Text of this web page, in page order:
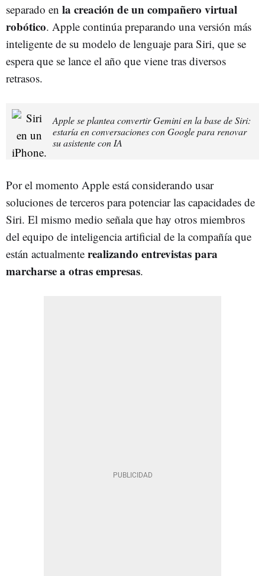
separado en la creación de un compañero virtual
robótico. Apple continúa preparando una versión más
inteligente de su modelo de lenguaje para Siri, que se
espera que se lance el año que viene tras diversos
retrasos.
Apple se plantea convertir Gemini en la base de Siri:
estaría en conversaciones con Google para renovar
su asistente con IA
Por el momento Apple está considerando usar
soluciones de terceros para potenciar las capacidades de
Siri. El mismo medio señala que hay otros miembros
del equipo de inteligencia artificial de la compañía que
están actualmente realizando entrevistas para
marcharse a otras empresas.